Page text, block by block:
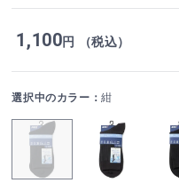
1,100円 （税込）
選択中のカラー：紺